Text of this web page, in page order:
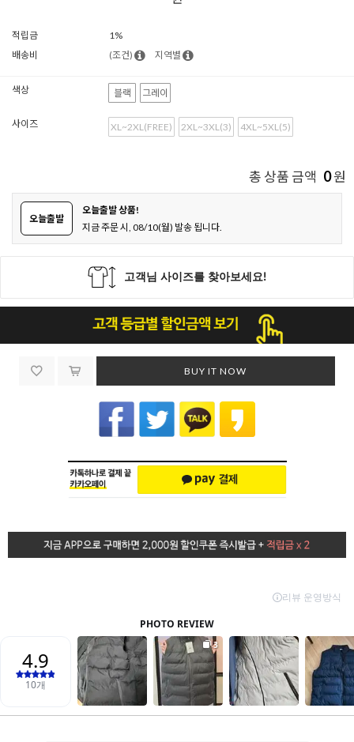
적립금
1%
배송비
(조건) 지역별
색상 블랙 그레이
사이즈 XL~2XL(FREE) 2XL~3XL(3) 4XL~5XL(5)
총 상품 금액 0원
오늘출발
오늘출발 상품!
지금 주문 시, 08/10(월) 발송 됩니다.
BUY IT NOW